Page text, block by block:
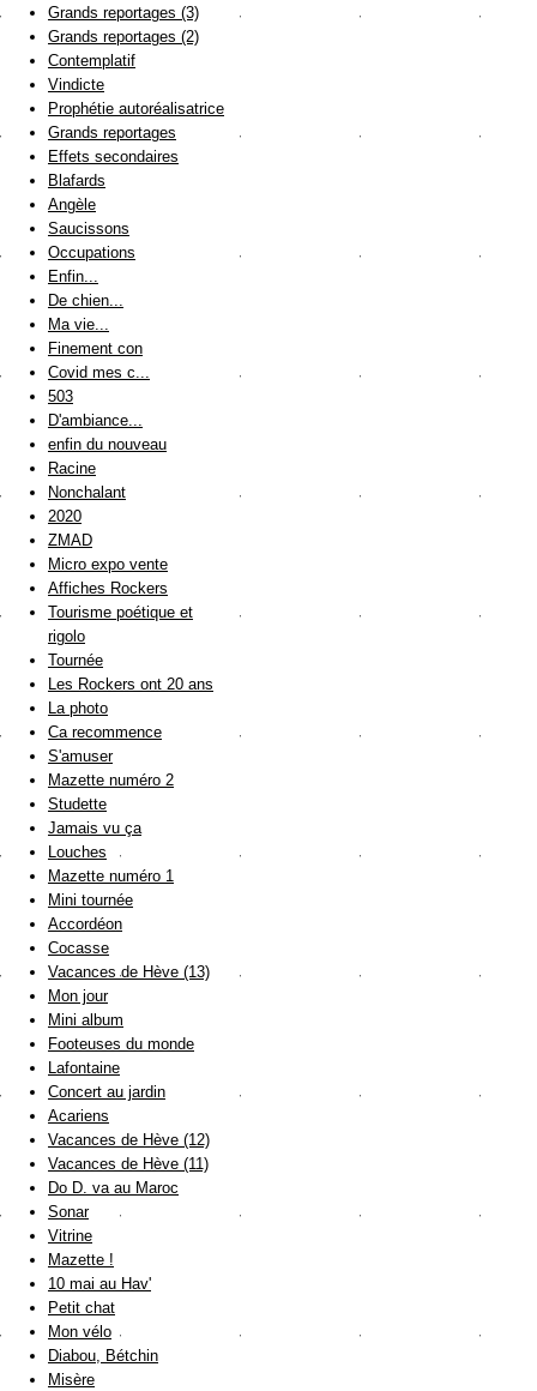
Grands reportages (3)
Grands reportages (2)
Contemplatif
Vindicte
Prophétie autoréalisatrice
Grands reportages
Effets secondaires
Blafards
Angèle
Saucissons
Occupations
Enfin...
De chien...
Ma vie...
Finement con
Covid mes c...
503
D'ambiance...
enfin du nouveau
Racine
Nonchalant
2020
ZMAD
Micro expo vente
Affiches Rockers
Tourisme poétique et
rigolo
Tournée
Les Rockers ont 20 ans
La photo
Ca recommence
S'amuser
Mazette numéro 2
Studette
Jamais vu ça
Louches
Mazette numéro 1
Mini tournée
Accordéon
Cocasse
Vacances de Hève (13)
Mon jour
Mini album
Footeuses du monde
Lafontaine
Concert au jardin
Acariens
Vacances de Hève (12)
Vacances de Hève (11)
Do D. va au Maroc
Sonar
Vitrine
Mazette !
10 mai au Hav'
Petit chat
Mon vélo
Diabou, Bétchin
Misère